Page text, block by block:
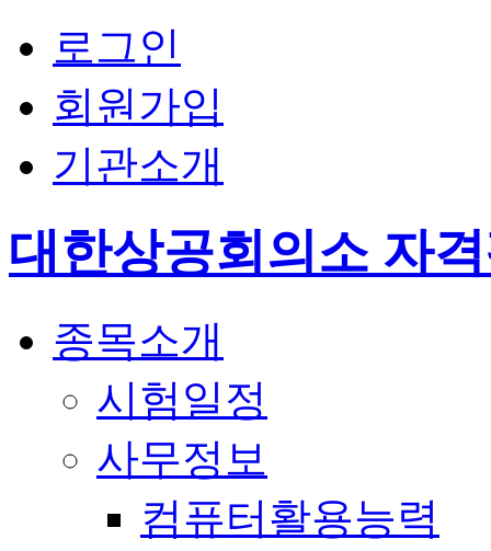
로그인
회원가입
기관소개
대한상공회의소 자
종목소개
시험일정
사무정보
컴퓨터활용능력